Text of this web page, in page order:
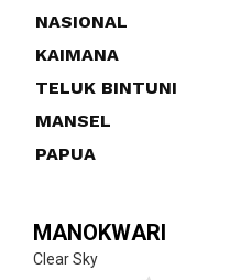
NASIONAL
KAIMANA
TELUK BINTUNI
MANSEL
PAPUA
MANOKWARI
Clear Sky